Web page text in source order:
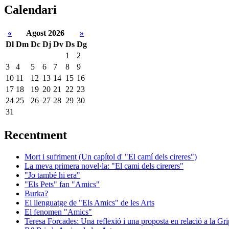
Calendari
« Agost 2026
»
Dl Dm Dc Dj Dv Ds Dg
1
2
3
4 5 6 7 8
9
10 11 12 13 14 15 16
17 18 19 20 21 22 23
24 25 26 27 28 29 30
31
Recentment
Mort i sufriment (Un capítol d' "El camí dels cireres")
La meva primera novel·la: "El cami dels cirerers"
"Jo també hi era"
"Els Pets" fan "Amics"
Burka?
El llenguatge de "Els Amics" de les Arts
El fenomen "Amics"
Teresa Forcades: Una reflexió i una proposta en relació a la